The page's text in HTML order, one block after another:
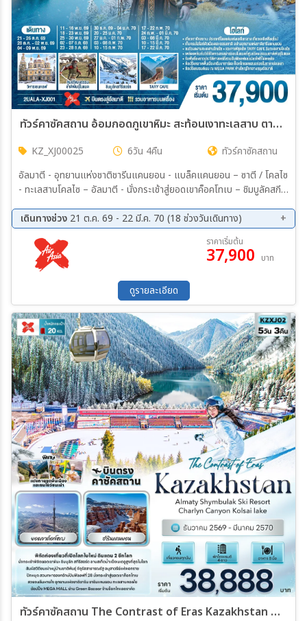
ทัวร์คาซัคสถาน อ้อมกอดภูเขาหิมะ สะท้อนเงาทะเลสาบ ตามหาหัวใจที่เมืองโนแมด คาซัคสถาน 6วัน 4คืน (XJ)
KZ_XJ00025 6วัน 4คืน
ทัวร์คาซัคสถาน
อัลมาตี - อุทยานแห่งชาติชารีนแคนยอน - แบล็คแคนยอน – ซาตี / โคลไซ
- ทะเลสาบโคลไซ – อัลมาตี - นั่งกระเช้าสู่ยอดเขาค็อคโทเบ – ชิมบูลัคสกี
สถาน - ย่านอาร์บัทอัลมาตี – ศูนย์วัฒนธรรมชาติพันธุ์โนแมด - สวนสา
ธารณะปันฟิลอฟ – วิหารเซนคอฟ - ช้อปปิ้งช็อคโกแลต – ตลาดกรีนบา
ซาร์ - ช้อปปิ้ง Mega Park
เดินทางช่วง 21 ต.ค. 69 - 22 มี.ค. 70 (18 ช่วงวันเดินทาง)
21 ต.ค. 69 - 26 ต.ค. 69
28 ต.ค. 69 - 02 พ.ย. 69
04 พ.ย. 69 - 09 พ.ย. 69
11 พ.ย. 69 - 16 พ.ย. 69
18 พ.ย. 69 - 23 พ.ย. 69
25 พ.ย. 69 - 30 พ.ย. 69
23 ธ.ค. 69 - 28 ธ.ค. 69
20 ม.ค. 70 - 25 ม.ค. 70
27 ม.ค. 70 - 01 ก.พ. 70
03 ก.พ. 70 - 08 ก.พ. 70
10 ก.พ. 70 - 15 ก.พ. 70
17 ก.พ. 70 - 22 ก.พ. 70
24 ก.พ. 70 - 01 มี.ค 70
03 มี.ค 70 - 08 มี.ค 70
10 มี.ค 70 - 15 มี.ค 70
17 มี.ค 70 - 22 มี.ค 70
ราคาเริ่มต้น
37,900 บาท
ดูรายละเอียด
ทัวร์คาซัคสถาน The Contrast of Eras Kazakhstan Almaty Shymbulak Ski Resort Charlyn Canyon Kolsai lake 5วัน 3คืน (XJ)